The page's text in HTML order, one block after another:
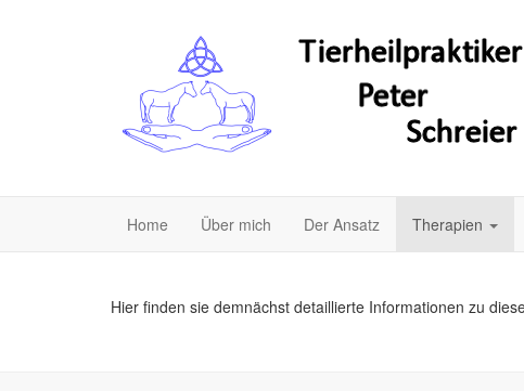
Home Über mich Der Ansatz Therapien
Hier finden sie demnächst detaillierte Informationen zu